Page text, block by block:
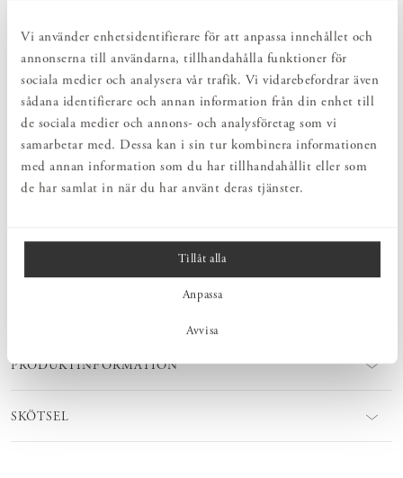
Vi använder enhetsidentifierare för att anpassa innehållet och
annonserna till användarna, tillhandahålla funktioner för
sociala medier och analysera vår trafik. Vi vidarebefordrar även
sådana identifierare och annan information från din enhet till
de sociala medier och annons- och analysföretag som vi
samarbetar med. Dessa kan i sin tur kombinera informationen
med annan information som du har tillhandahållit eller som
de har samlat in när du har använt deras tjänster.
Tillåt alla
Anpassa
Avvisa
hållbara naturmaterial.
PRODUKTBESKRIVNING
Textildesignern Karin Carlander är formgivaren bakom dessa vackra
och tidlöst designade textilier, som är hållbart producerade inom
vävteknik som framhäver variationer i textilens struktur och med
sparade råa stadkanter. Små detaljer som stolt lyfter fram
disken, händerna eller svepas runt ett nybakat bröd.
Naturmaterialet lin är idealiskt för kökshanddukar och servetter.
Linfibern absorberar vatten mycket bättre än bomullsfibern, torkar
snabbare och är naturligt smutsavvisande och antibakteriell.
PRODUKTINFORMATION
SKÖTSEL